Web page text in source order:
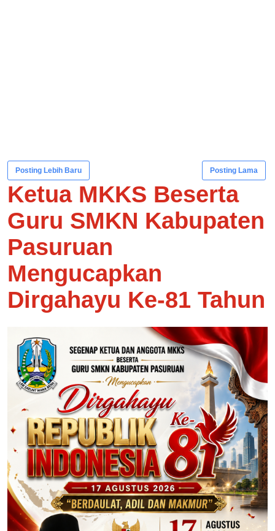
Posting Lebih Baru Posting Lama
Ketua MKKS Beserta
Guru SMKN Kabupaten
Pasuruan
Mengucapkan
Dirgahayu Ke-81 Tahun